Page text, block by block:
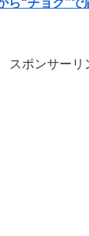
ら“チョク”
スポンサーリ